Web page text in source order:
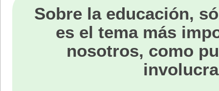
Sobre la educación,
es el tema más
nosotros, como